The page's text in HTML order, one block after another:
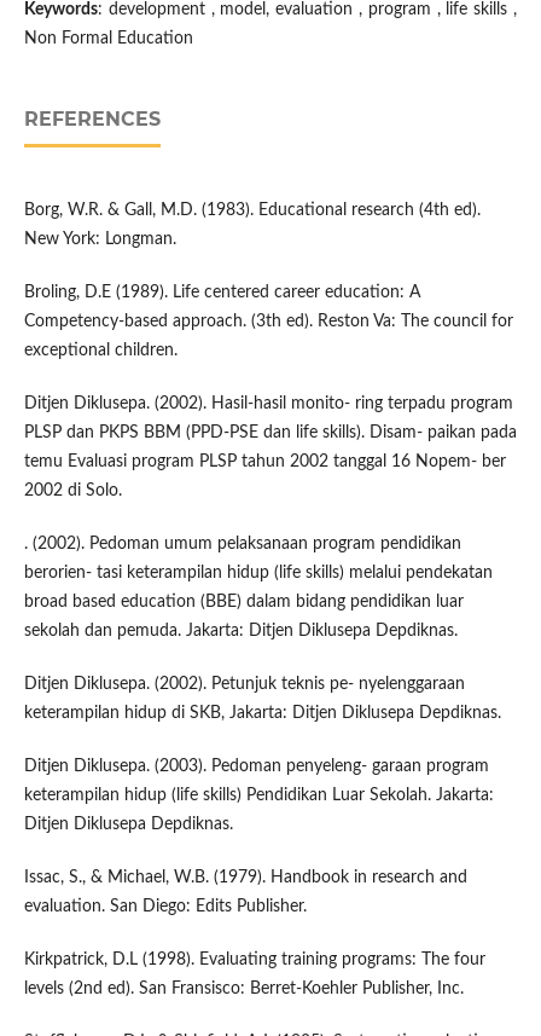
Keywords: development , model, evaluation , program , life skills ,
Non Formal Education
REFERENCES
Borg, W.R. & Gall, M.D. (1983). Educational research (4th ed).
New York: Longman.
Broling, D.E (1989). Life centered career education: A
Competency-based approach. (3th ed). Reston Va: The council for
exceptional children.
Ditjen Diklusepa. (2002). Hasil-hasil monito- ring terpadu program
PLSP dan PKPS BBM (PPD-PSE dan life skills). Disam- paikan pada
temu Evaluasi program PLSP tahun 2002 tanggal 16 Nopem- ber
2002 di Solo.
. (2002). Pedoman umum pelaksanaan program pendidikan
berorien- tasi keterampilan hidup (life skills) melalui pendekatan
broad based education (BBE) dalam bidang pendidikan luar
sekolah dan pemuda. Jakarta: Ditjen Diklusepa Depdiknas.
Ditjen Diklusepa. (2002). Petunjuk teknis pe- nyelenggaraan
keterampilan hidup di SKB, Jakarta: Ditjen Diklusepa Depdiknas.
Ditjen Diklusepa. (2003). Pedoman penyeleng- garaan program
keterampilan hidup (life skills) Pendidikan Luar Sekolah. Jakarta:
Ditjen Diklusepa Depdiknas.
Issac, S., & Michael, W.B. (1979). Handbook in research and
evaluation. San Diego: Edits Publisher.
Kirkpatrick, D.L (1998). Evaluating training programs: The four
levels (2nd ed). San Fransisco: Berret-Koehler Publisher, Inc.